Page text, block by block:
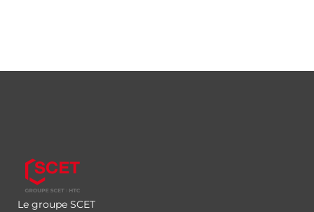
Le groupe SCET